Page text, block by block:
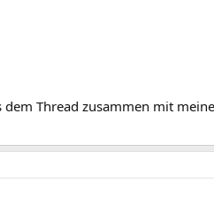
Thread zusammen mit